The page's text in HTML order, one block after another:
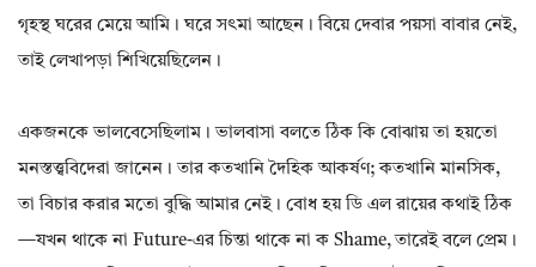
গৃহস্থ ঘরের মেয়ে আমি। ঘরে সৎমা আছেন। বিয়ে দেবার পয়সা বাবার নেই,
তাই লেখাপড়া শিখিয়েছিলেন।
একজনকে ভালবেসেছিলাম। ভালবাসা বলতে ঠিক কি বোঝায় তা হয়তো
মনস্তত্ত্ববিদেরা জানেন। তার কতখানি দৈহিক আকর্ষণ; কতখানি মানসিক,
তা বিচার করার মতো বুদ্ধি আমার নেই। বোধ হয় ডি এল রায়ের কথাই ঠিক
—যখন থাকে না Future-এর চিন্তা থাকে না ক Shame, তারেই বলে প্রেম।